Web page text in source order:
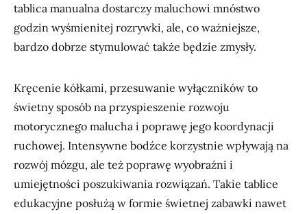
tablica manualna dostarczy maluchowi mnóstwo
godzin wyśmienitej rozrywki, ale, co ważniejsze,
bardzo dobrze stymulować także będzie zmysły.
Kręcenie kółkami, przesuwanie wyłączników to
świetny sposób na przyspieszenie rozwoju
motorycznego malucha i poprawę jego koordynacji
ruchowej. Intensywne bodźce korzystnie wpływają na
rozwój mózgu, ale też poprawę wyobraźni i
umiejętności poszukiwania rozwiązań. Takie tablice
edukacyjne posłużą w formie świetnej zabawki nawet